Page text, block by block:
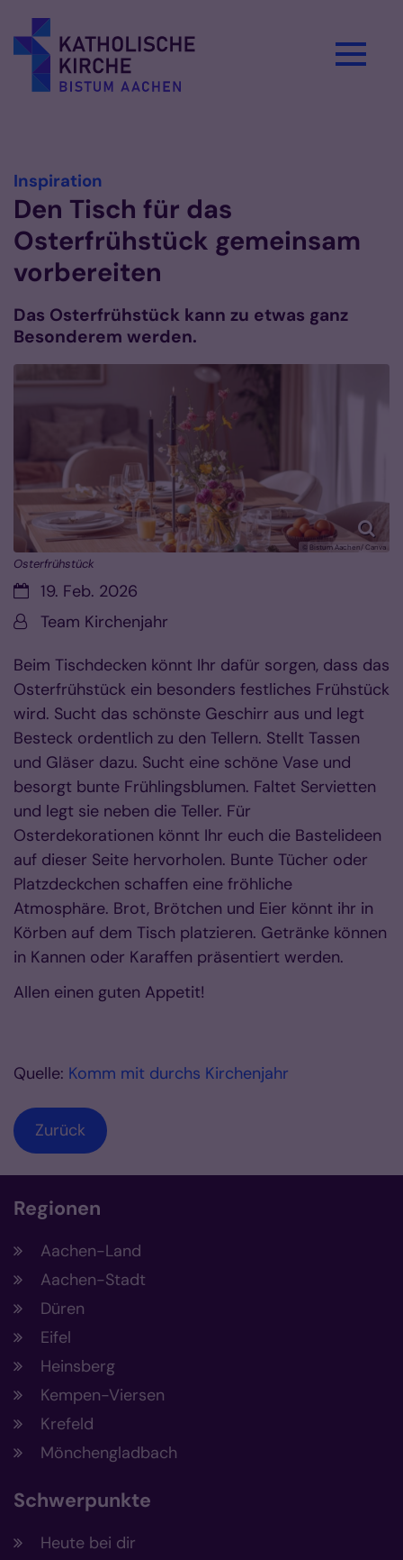
Inspiration
Den Tisch für das
Osterfrühstück gemeinsam
vorbereiten
Das Osterfrühstück kann zu etwas ganz
Besonderem werden.
© Bistum Aachen/ Canva
Osterfrühstück
Datum:19. Feb. 2026
Von:Team Kirchenjahr
Beim Tischdecken könnt Ihr dafür sorgen, dass das
Osterfrühstück ein besonders festliches Frühstück
wird. Sucht das schönste Geschirr aus und legt
Besteck ordentlich zu den Tellern. Stellt Tassen
und Gläser dazu. Sucht eine schöne Vase und
besorgt bunte Frühlingsblumen. Faltet Servietten
und legt sie neben die Teller. Für
Osterdekorationen könnt Ihr euch die Bastelideen
auf dieser Seite hervorholen. Bunte Tücher oder
Platzdeckchen schaffen eine fröhliche
Atmosphäre. Brot, Brötchen und Eier könnt ihr in
Körben auf dem Tisch platzieren. Getränke können
in Kannen oder Karaffen präsentiert werden.
Allen einen guten Appetit!
Quelle: Komm mit durchs Kirchenjahr
Zurück
Regionen
Aachen-Land
Aachen-Stadt
Düren
Eifel
Heinsberg
Kempen-Viersen
Krefeld
Mönchengladbach
Schwerpunkte
Heute bei dir